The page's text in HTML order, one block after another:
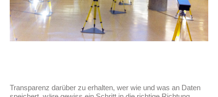
Transparenz darüber zu erhalten, wer wie und was an Daten